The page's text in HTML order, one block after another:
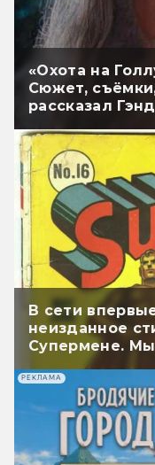
«Охота на
Сюжет,
рассказал
В сети
неизданное
Супермене.
РЕКЛАМА